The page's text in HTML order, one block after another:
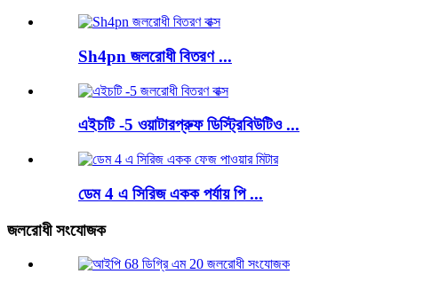
Sh4pn জলরোধী বিতরণ ...
এইচটি -5 ওয়াটারপ্রুফ ডিস্ট্রিবিউটিও ...
ডেম 4 এ সিরিজ একক পর্যায় পি ...
জলরোধী সংযোজক